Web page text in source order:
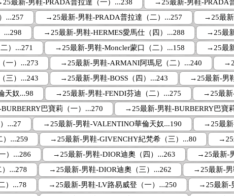
最新-男鞋-PRADA普拉達（一）...238
→25最新-男鞋-PRADA
...257
→25最新-男鞋-PRADA普拉達（二）...257
→25最
...298
→25最新-男鞋-HERMES愛馬仕（四）...288
→25最
）...271
→25最新-男鞋-Moncler蒙口（二）...158
→25最
一）...273
→25最新-男鞋-ARMANI阿瑪尼（二）...240
三）...243
→25最新-男鞋-BOSS（四）...243
→25最新-男
天奴...98
→25最新-男鞋-FENDI芬迪（二）...275
→25最新
巴寶莉（一）...270
→25最新-男鞋-BURBERRY巴寶
...27
→25最新-男鞋-VALENTINO華倫天奴...190
→25最新
...259
→25最新-男鞋-GIVENCHY紀梵希（三）...80
→25
）...286
→25最新-男鞋-DIOR迪奧（四）...263
→25最新-
...278
→25最新-男鞋-DIOR迪奧（三）...262
→25最新-男
）...78
→25最新-男鞋-LV路易威登（一）...250
→25最新-